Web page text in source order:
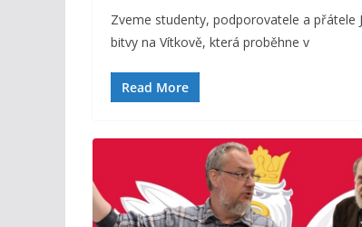
Zveme studenty, podporovatele a přátele
bitvy na Vítkově, která proběhne v
Read More